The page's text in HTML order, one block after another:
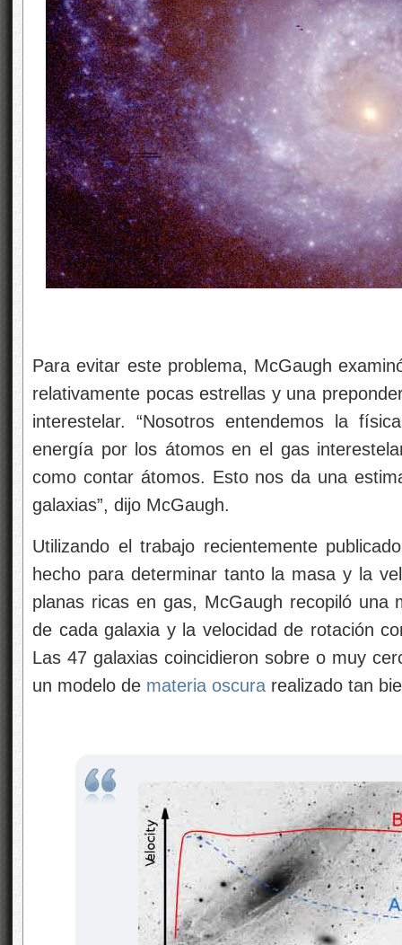
Para evitar este problema, McGaugh
relativamente pocas estrellas y una
interestelar. “Nosotros entendemos la
energía por los átomos en el gas
como contar átomos. Esto nos da una
galaxias”, dijo McGaugh.
Utilizando el trabajo recientemente
hecho para determinar tanto la masa y la
planas ricas en gas, McGaugh recopiló
de cada galaxia y la velocidad de rotación
Las 47 galaxias coincidieron sobre o muy
un modelo de materia oscura realizado tan